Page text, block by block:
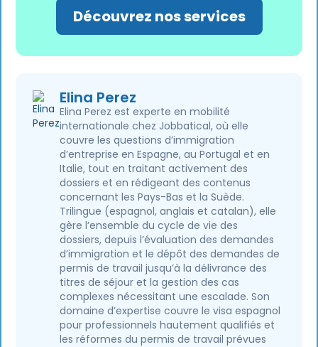
Découvrez nos services
Elina Perez
Elina Perez est experte en mobilité
internationale chez Jobbatical, où elle
couvre les questions d’immigration
d’entreprise en Espagne, au Portugal et en
Italie, tout en traitant activement des
dossiers et en rédigeant des contenus
concernant les Pays-Bas et la Suède.
Trilingue (espagnol, anglais et catalan), elle
gère l’ensemble du cycle de vie des
dossiers, depuis l’évaluation des demandes
d’immigration et le dépôt des demandes de
permis de travail jusqu’à la délivrance des
titres de séjour et la gestion des cas
complexes nécessitant une escalade. Son
domaine d’expertise couvre le visa espagnol
pour professionnels hautement qualifiés et
les réformes du permis de travail prévues